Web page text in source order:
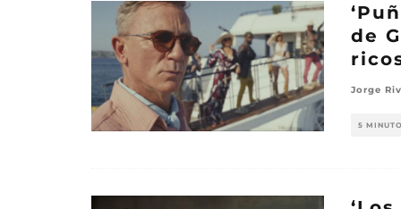
de
Jorge
5